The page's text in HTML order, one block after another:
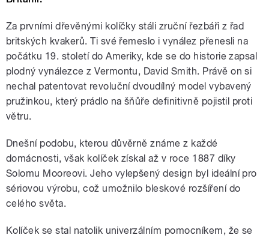
Za prvními dřevěnými kolíčky stáli zruční řezbáři z řad
britských kvakerů. Ti své řemeslo i vynález přenesli na
počátku 19. století do Ameriky, kde se do historie zapsal
plodný vynálezce z Vermontu, David Smith. Právě on si
nechal patentovat revoluční dvoudílný model vybavený
pružinkou, který prádlo na šňůře definitivně pojistil proti
větru.
Dnešní podobu, kterou důvěrně známe z každé
domácnosti, však kolíček získal až v roce 1887 díky
Solomu Mooreovi. Jeho vylepšený design byl ideální pro
sériovou výrobu, což umožnilo bleskové rozšíření do
celého světa.
Kolíček se stal natolik univerzálním pomocníkem, že se